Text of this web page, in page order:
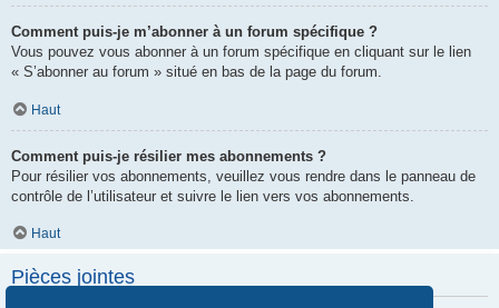
Comment puis-je m’abonner à un forum spécifique ?
Vous pouvez vous abonner à un forum spécifique en cliquant sur le lien
« S’abonner au forum » situé en bas de la page du forum.
Haut
Comment puis-je résilier mes abonnements ?
Pour résilier vos abonnements, veuillez vous rendre dans le panneau de
contrôle de l’utilisateur et suivre le lien vers vos abonnements.
Haut
Pièces jointes